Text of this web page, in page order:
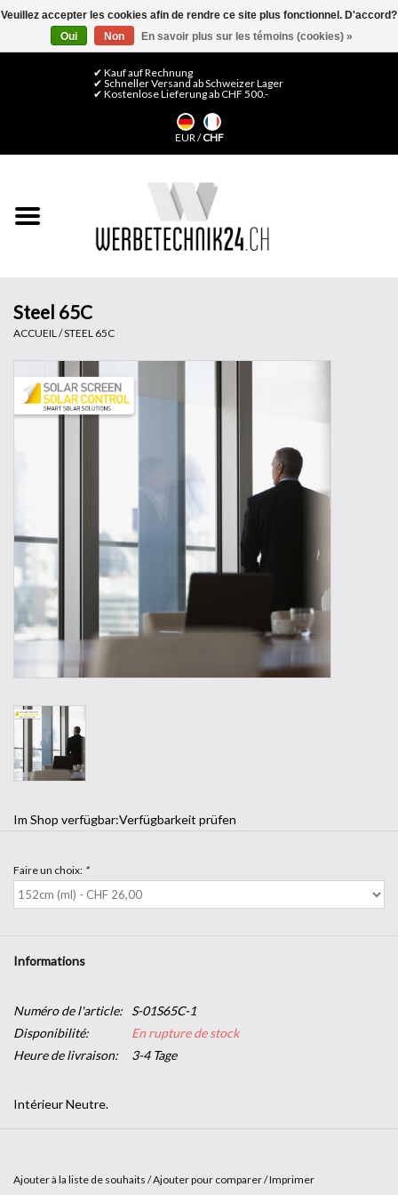
0 Articles - CHF 0,00
✔ Kauf auf Rechnung
✔ Schneller Versand ab Schweizer Lager
✔ Kostenlose Lieferung ab CHF 500.-
EUR/CHF
Films de décoration
Finitions & Montage
Steel 65C
ACCUEIL /STEEL 65C
Im Shop verfügbar:Verfügbarkeit prüfen
Faire un choix: *
Informations
Numéro de l'article:
S-01S65C-1
Disponibilité:
En rupture de stock
Heure de livraison:
3-4 Tage
Intérieur Neutre.
améliorent les propriétés de nombreux types de vitrages tout en
Ajouter à la liste de souhaits /Ajouter pour comparer/Imprimer
Veuillez accepter les cookies afin de rendre ce site plus fonctionnel. D'accord?
Oui
Non En savoir plus sur les témoins (cookies) »